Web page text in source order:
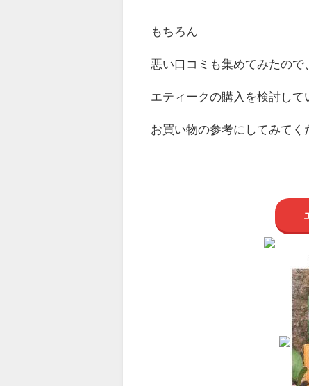
もちろん
悪い口コミも集めてみたので
エティークの購入を検討して
お買い物の参考にしてみてく